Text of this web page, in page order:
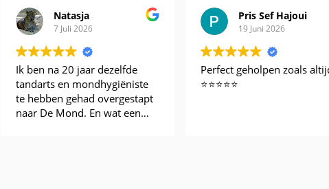
Natasja
7 Juli 2026
Ik ben na 20 jaar dezelfde
tandarts en mondhygiëniste
te hebben gehad overgestapt
naar De Mond. En wat een
Pris Sef Hajoui
19 Juni 2026
Perfect geholpen zoals
⭐️⭐️⭐️⭐️⭐️